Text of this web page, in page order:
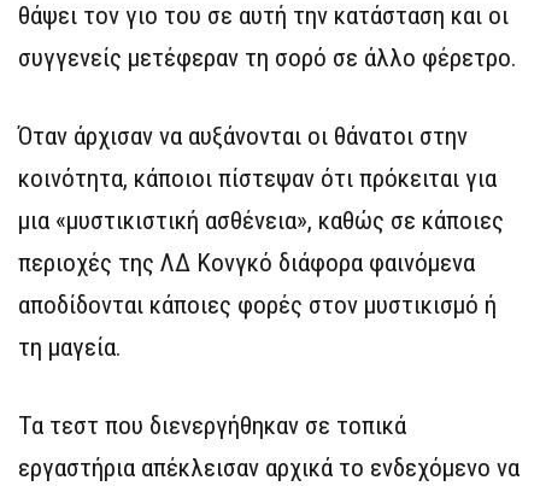
θάψει τον γιο του σε αυτή την κατάσταση και οι
συγγενείς μετέφεραν τη σορό σε άλλο φέρετρο.
Όταν άρχισαν να αυξάνονται οι θάνατοι στην
κοινότητα, κάποιοι πίστεψαν ότι πρόκειται για
μια «μυστικιστική ασθένεια», καθώς σε κάποιες
περιοχές της ΛΔ Κονγκό διάφορα φαινόμενα
αποδίδονται κάποιες φορές στον μυστικισμό ή
τη μαγεία.
Τα τεστ που διενεργήθηκαν σε τοπικά
εργαστήρια απέκλεισαν αρχικά το ενδεχόμενο να